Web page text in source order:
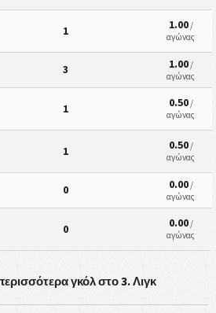
1 1.00/
αγώνας
3 1.00/
αγώνας
1 0.50/
αγώνας
1 0.50/
αγώνας
0 0.00/
αγώνας
0 0.00/
αγώνας
γκόλ στο 3. Λιγκ